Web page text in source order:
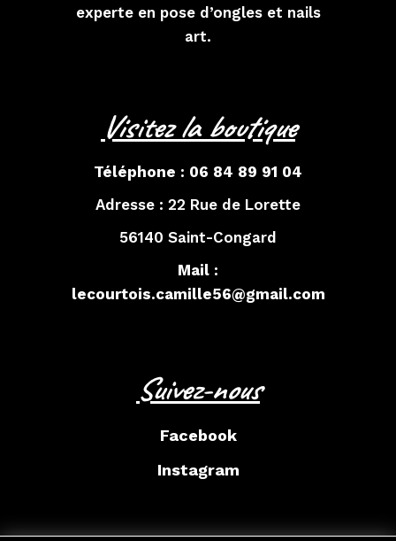
experte en pose d’ongles et nails
art.
Visitez la boutique
Téléphone : 06 84 89 91 04
Adresse : 22 Rue de Lorette
56140 Saint-Congard
Mail :
lecourtois.camille56@gmail.com
Suivez-nous
Facebook
Instagram